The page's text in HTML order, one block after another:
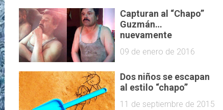
Capturan al “Chapo”
Guzmán…
nuevamente
09 de enero de 2016
Dos niños se escapan
al estilo “chapo”
11 de septiembre de 2015